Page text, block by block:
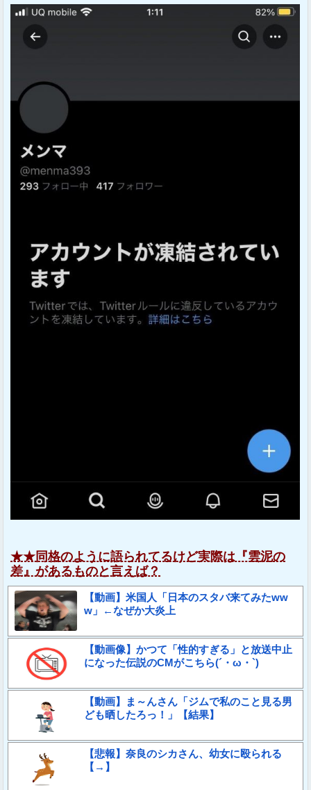
★★同格のように語られてるけど実際は『雲泥の
差』があるものと言えば？
【動画】米国人「日本のスタバ来てみたww
w」←なぜか大炎上
【動画像】かつて「性的すぎる」と放送中止
になった伝説のCMがこちら(´・ω・`)
【動画】ま～んさん「ジムで私のこと見る男
ども晒したろっ！」【結果】
【悲報】奈良のシカさん、幼女に殴られる
【→】